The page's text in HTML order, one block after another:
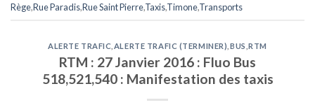
Rège,Rue Paradis,Rue Saint Pierre,Taxis,Timone,Transports
ALERTE TRAFIC ALERTE TRAFIC (TERMINER) BUS ,RTM
RTM : 27 Janvier 2016 : Fluo Bus
518,521,540 : Manifestation des taxis